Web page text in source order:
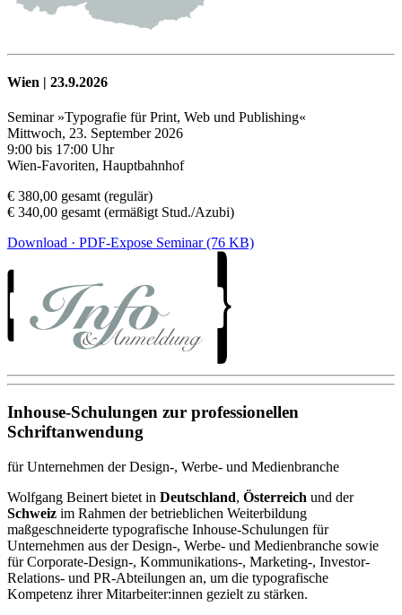
Wien | 23.9.2026
Seminar »Typografie für Print, Web und Publishing«
Mittwoch, 23. September 2026
9:00 bis 17:00 Uhr
Wien-Favoriten, Hauptbahnhof
€ 380,00 gesamt (regulär)
€ 340,00 gesamt (ermäßigt Stud./Azubi)
Download · PDF-Expose Seminar (76 KB)
Inhouse-Schulungen zur professionellen
Schriftanwendung
für Unternehmen der Design-, Werbe- und Medienbranche
Wolfgang Beinert bietet in Deutschland, Österreich und der
Schweiz im Rahmen der betrieblichen Weiterbildung
maßgeschneiderte typografische Inhouse-Schulungen für
Unternehmen aus der Design-, Werbe- und Medienbranche sowie
für Corporate-Design-, Kommunikations-, Marketing-, Investor-
Relations- und PR-Abteilungen an, um die typografische
Kompetenz ihrer Mitarbeiter:innen gezielt zu stärken.